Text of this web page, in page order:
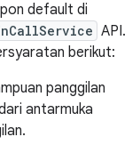
default di
API.
berikut:
panggilan
antarmuka